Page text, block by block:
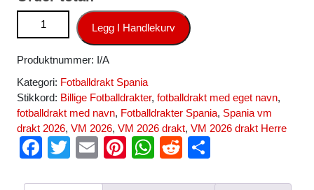
Spania VM 2026 Fotballdrakt Herre Martin Zubimendi #18
Hjemmedrakt Kortermet antall
Legg I Handlekurv
Produktnummer: I/A
Kategori: Fotballdrakt Spania
Stikkord: Billige Fotballdrakter, fotballdrakt med eget navn,
fotballdrakt med navn, Fotballdrakter Spania, Spania vm
drakt 2026, VM 2026, VM 2026 drakt, VM 2026 drakt Herre
F
T
E
Pi
W
R